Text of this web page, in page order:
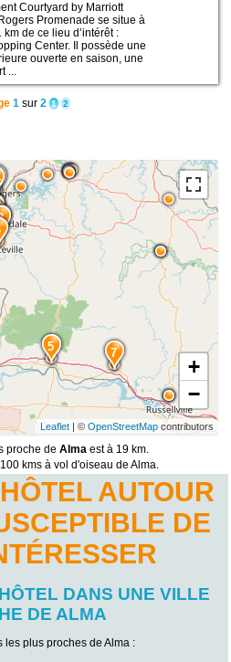
Courtyard by Marriott
Promenade se situe à
km de ce lieu d’intérêt :
Center. Il possède une
ouverte en saison, une
...
1sur 2 1 2
7
5
+
−
Leaflet| © OpenStreetMapcontributors
proche deAlma est à 19 km.
kms à vol d'oiseau de Alma.
AUTOUR
DE
DANS UNE VILLE
DE ALMA
les plus proches de Alma :